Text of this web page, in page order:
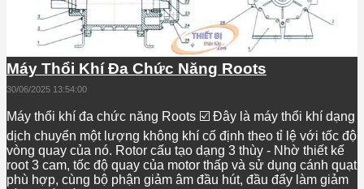
Máy Thổi Khí Đa Chức Năng Roots
30/06/2025 13:54:00
Máy thổi khí đa chức năng Roots ☑️ Đây là máy thổi khí dạng
dịch chuyển một lượng không khí cố định theo tỉ lệ với tốc độ
vòng quay của nó. Rotor cấu tạo dạng 3 thùy - Nhờ thiết kế
root 3 cam, tốc độ quay của motor thấp và sử dụng cánh quạt
phù hợp, cùng bộ phận giảm âm đầu hút, đầu đẩy làm giảm